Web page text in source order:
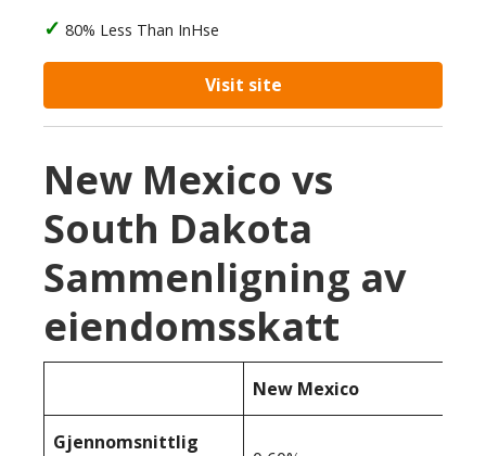
80% Less Than InHse
Visit site
New Mexico vs
South Dakota
Sammenligning av
eiendomsskatt
New Mexico
Gjennomsnittlig